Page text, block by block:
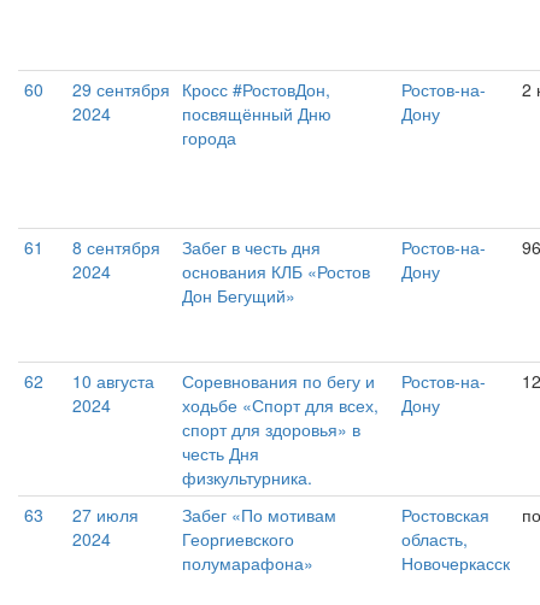
60
29 сентября
2024
Кросс #РостовДон,
посвящённый Дню
города
Ростов-на-
Дону
2
61
8 сентября
2024
Забег в честь дня
основания КЛБ «Ростов
Дон Бегущий»
Ростов-на-
Дону
62
10 августа
2024
Соревнования по бегу и
ходьбе «Спорт для всех,
спорт для здоровья» в
честь Дня
физкультурника.
Ростов-на-
Дону
63
27 июля
2024
Забег «По мотивам
Георгиевского
полумарафона»
Ростовская
область,
Новочеркасск